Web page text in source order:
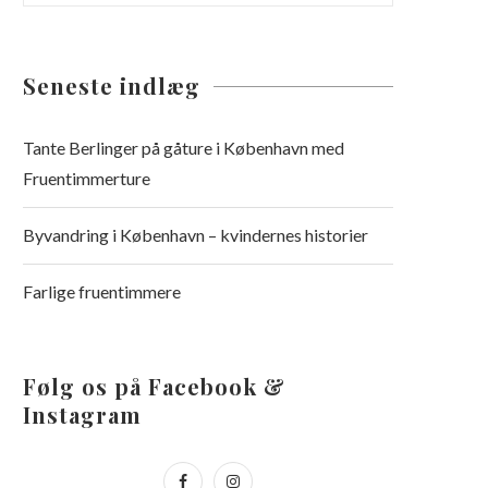
Seneste indlæg
Tante Berlinger på gåture i København med
Fruentimmerture
Byvandring i København – kvindernes historier
Farlige fruentimmere
Følg os på Facebook &
Instagram